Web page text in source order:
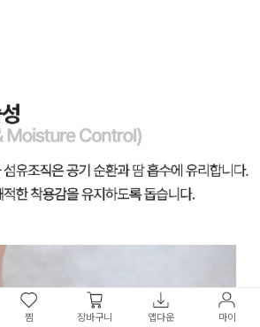
찜 장바구니 앱다운 마이